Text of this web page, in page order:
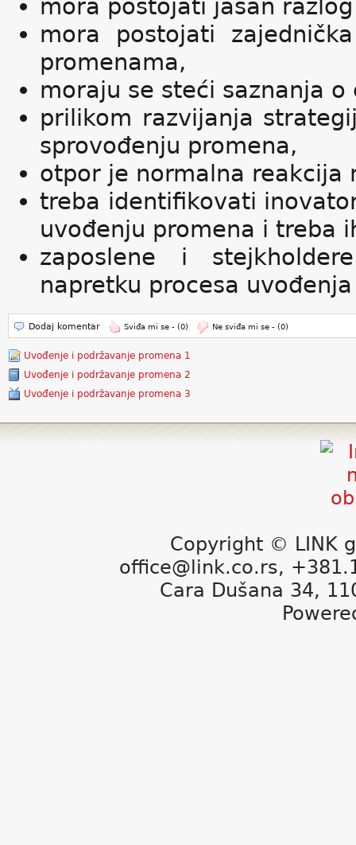
mora postojati jasan
mora postojati
promenama,
moraju se steći saznanja
prilikom razvijanja
sprovođenju promena,
otpor je normalna reakcija
treba identifikovati
uvođenju promena i treba
zaposlene i
napretku procesa
Dodaj komentar Sviđa mi se - (0) Ne sviđa mi se - (0)
Uvođenje i podržavanje promena 1
Uvođenje i podržavanje promena 2
Uvođenje i podržavanje promena 3
Copyright © LINK
office@link.co.rs,
Cara Dušana 34,